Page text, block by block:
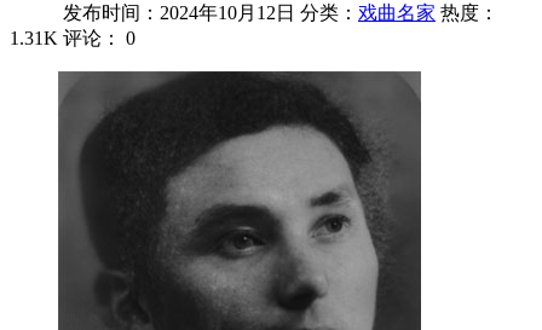
发布时间：2024年10月12日 分类： 戏曲名家 热度：
1.31K 评论： 0